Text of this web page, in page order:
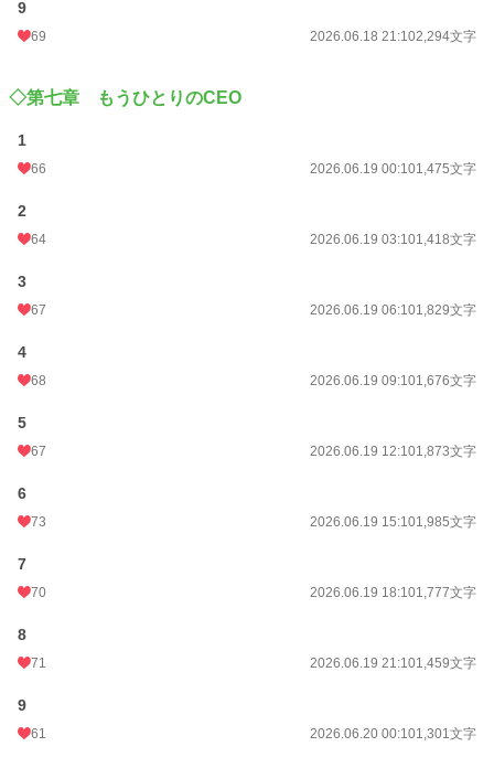
9
69 2026.06.18 21:102,294文字
◇第七章 もうひとりのCEO
1
66 2026.06.19 00:101,475文字
2
64 2026.06.19 03:101,418文字
3
67 2026.06.19 06:101,829文字
4
68 2026.06.19 09:101,676文字
5
67 2026.06.19 12:101,873文字
6
73 2026.06.19 15:101,985文字
7
70 2026.06.19 18:101,777文字
8
71 2026.06.19 21:101,459文字
9
61 2026.06.20 00:101,301文字